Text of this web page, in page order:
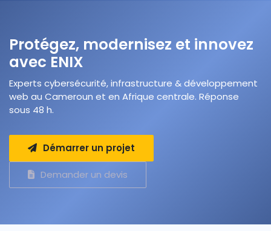
Protégez, modernisez et innovez
avec ENIX
Experts cybersécurité, infrastructure & développement
web au Cameroun et en Afrique centrale. Réponse
sous 48 h.
Démarrer un projet
Demander un devis